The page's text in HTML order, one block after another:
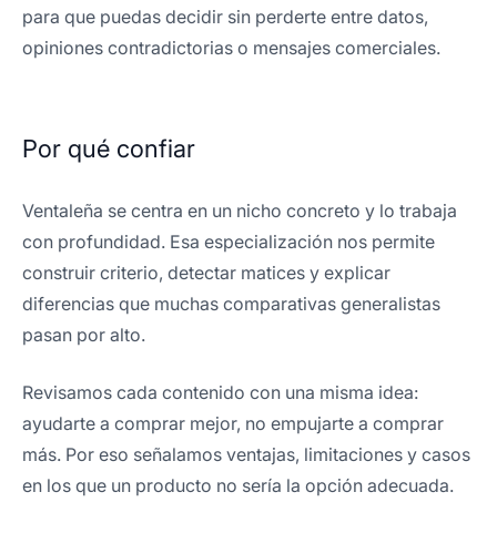
para que puedas decidir sin perderte entre datos,
opiniones contradictorias o mensajes comerciales.
Por qué confiar
Ventaleña se centra en un nicho concreto y lo trabaja
con profundidad. Esa especialización nos permite
construir criterio, detectar matices y explicar
diferencias que muchas comparativas generalistas
pasan por alto.
Revisamos cada contenido con una misma idea:
ayudarte a comprar mejor, no empujarte a comprar
más. Por eso señalamos ventajas, limitaciones y casos
en los que un producto no sería la opción adecuada.